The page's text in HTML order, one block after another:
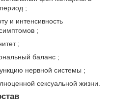
;
и интенсивность
;
;
баланс ;
нервной системы ;
сексуальной жизни.